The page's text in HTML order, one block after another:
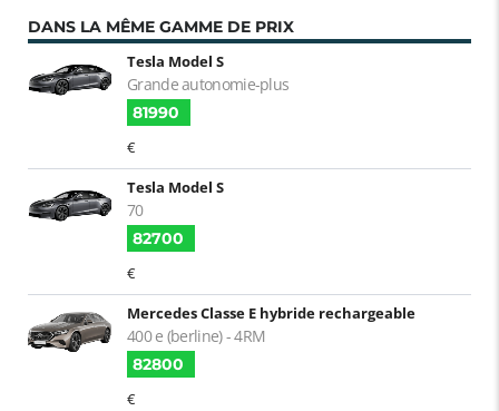
DANS LA MÊME GAMME DE PRIX
Tesla Model S
Grande autonomie-plus
81990
€
Tesla Model S
70
82700
€
Mercedes Classe E hybride rechargeable
400 e (berline) - 4RM
82800
€